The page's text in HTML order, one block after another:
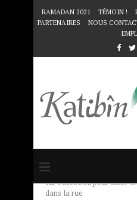
RAMADAN 2021 TÉMOIN !
PARTENAIRES
NOUS
Accueil
sur Facebook pour aider
dans la rue